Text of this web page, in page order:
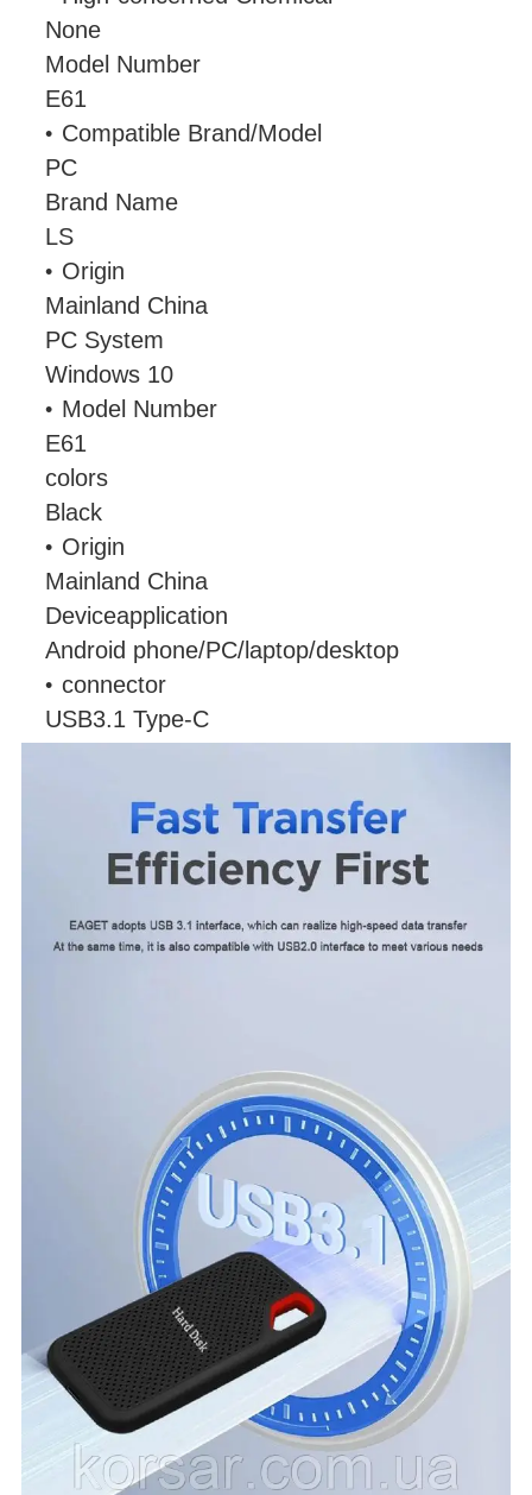
None
Model Number
E61
Compatible Brand/Model
PC
Brand Name
LS
Origin
Mainland China
PC System
Windows 10
Model Number
E61
colors
Black
Origin
Mainland China
Deviceapplication
Android phone/PC/laptop/desktop
connector
USB3.1 Type-C